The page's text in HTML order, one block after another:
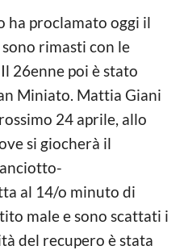
ha proclamato oggi il
rimasti con le
26enne poi è stato
Miniato. Mattia Giani
24 aprile, allo
si giocherà il
al 14/o minuto di
male e sono scattati i
del recupero è stata